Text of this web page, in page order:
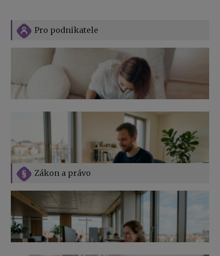
Zákon a právo
Pro podnikatele
Jak na podnikání při rodičovské dovolené
Přehledy pro OSSZ a zdravotní pojišťovny – jak na ně
v roce 2026